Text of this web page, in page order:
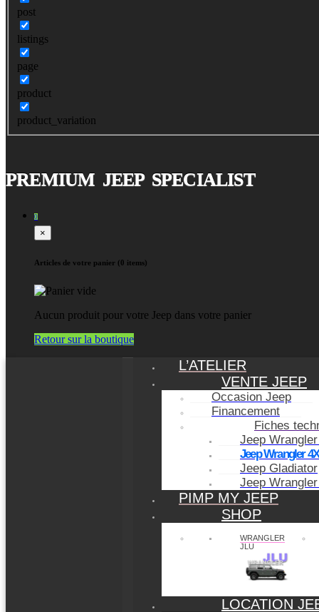
post
listings
page
product
product_variation
PREMIUM JEEP SPECIALIST
0
×
Articles de votre panier (0 items)
Aucun produit pour votre Jeep dans votre panier
Retour sur la boutique
L’ATELIER
VENTE JEEP
Occasion Jeep
Financement
Fiches
Jeep
Jeep Wrangler
Jeep Gladiator
Jeep
PIMP MY JEEP
SHOP
WRANGLER
JLU
LOCATION